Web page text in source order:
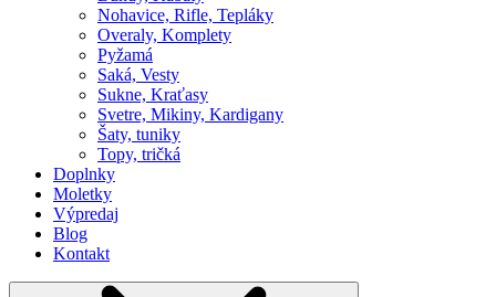
Nohavice, Rifle, Tepláky
Overaly, Komplety
Pyžamá
Saká, Vesty
Sukne, Kraťasy
Svetre, Mikiny, Kardigany
Šaty, tuniky
Topy, tričká
Doplnky
Moletky
Výpredaj
Blog
Kontakt